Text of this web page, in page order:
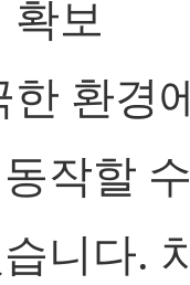
확보
한 환경
작할
니다.